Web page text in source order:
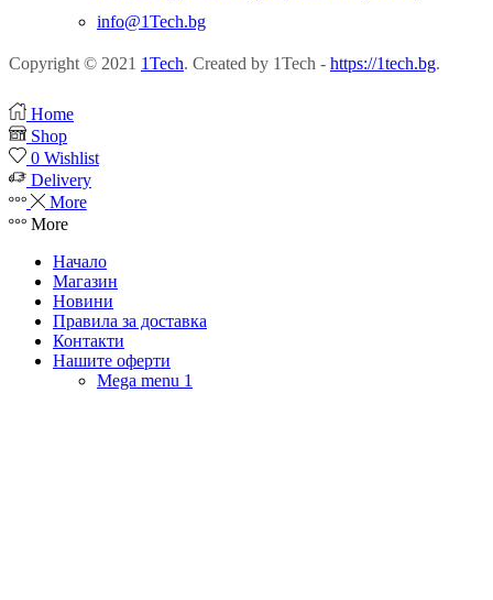
info@1Tech.bg
Copyright © 2021 1Tech. Created by 1Tech - https://1tech.bg.
Home
Shop
0 Wishlist
Delivery
More
More
Начало
Магазин
Новини
Правила за доставка
Контакти
Нашите оферти
Mega menu 1